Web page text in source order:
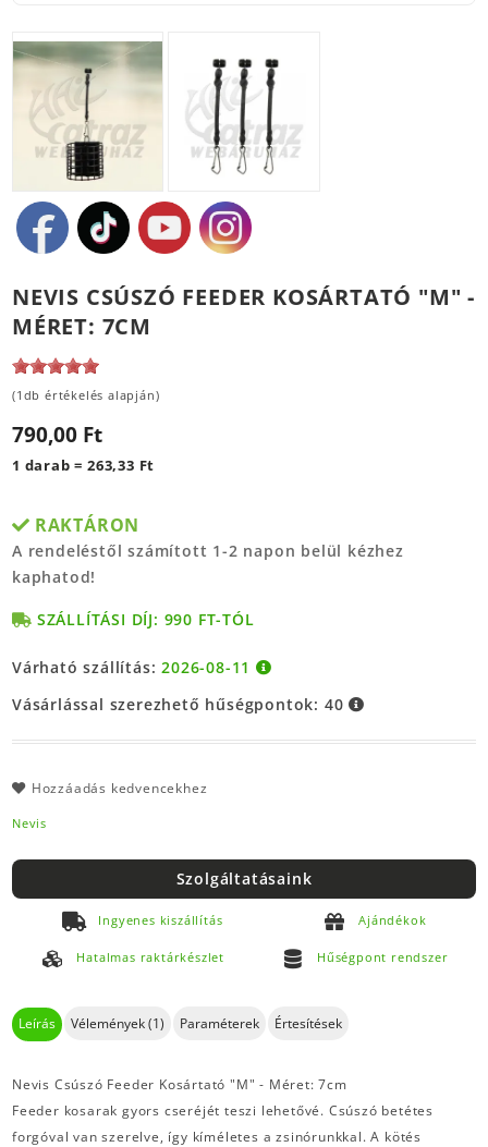
NEVIS CSÚSZÓ FEEDER KOSÁRTATÓ "M" -
MÉRET: 7CM
(1db értékelés alapján)
790,00 Ft
1 darab = 263,33 Ft
RAKTÁRON
A rendeléstől számított 1-2 napon belül kézhez
kaphatod!
SZÁLLÍTÁSI DÍJ: 990 FT-TÓL
Várható szállítás:2026-08-11
Vásárlással szerezhető hűségpontok: 40
Hozzáadás kedvencekhez
Nevis
Szolgáltatásaink
Ingyenes kiszállítás Ajándékok
Hatalmas raktárkészlet Hűségpont rendszer
Leírás Vélemények (1) Paraméterek Értesítések
Nevis Csúszó Feeder Kosártató "M" - Méret: 7cm
Feeder kosarak gyors cseréjét teszi lehetővé. Csúszó betétes
forgóval van szerelve, így kíméletes a zsinórunkkal. A kötés